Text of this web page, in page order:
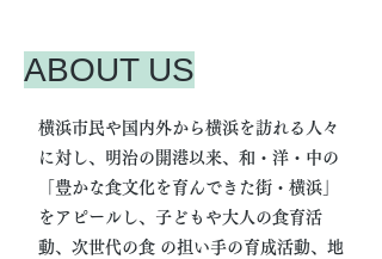
ABOUT US
横浜市民や国内外から横浜を訪れる人々
に対し、明治の開港以来、和・洋・中の
「豊かな食文化を育んできた街・横浜」
をアピールし、子どもや大人の食育活
動、次世代の食 の担い手の育成活動、地